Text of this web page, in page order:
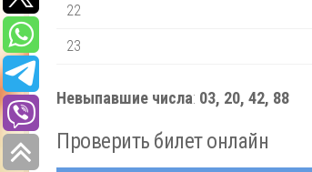
22
23
Невыпавшие числа: 03, 20, 42, 88
Проверить билет онлайн